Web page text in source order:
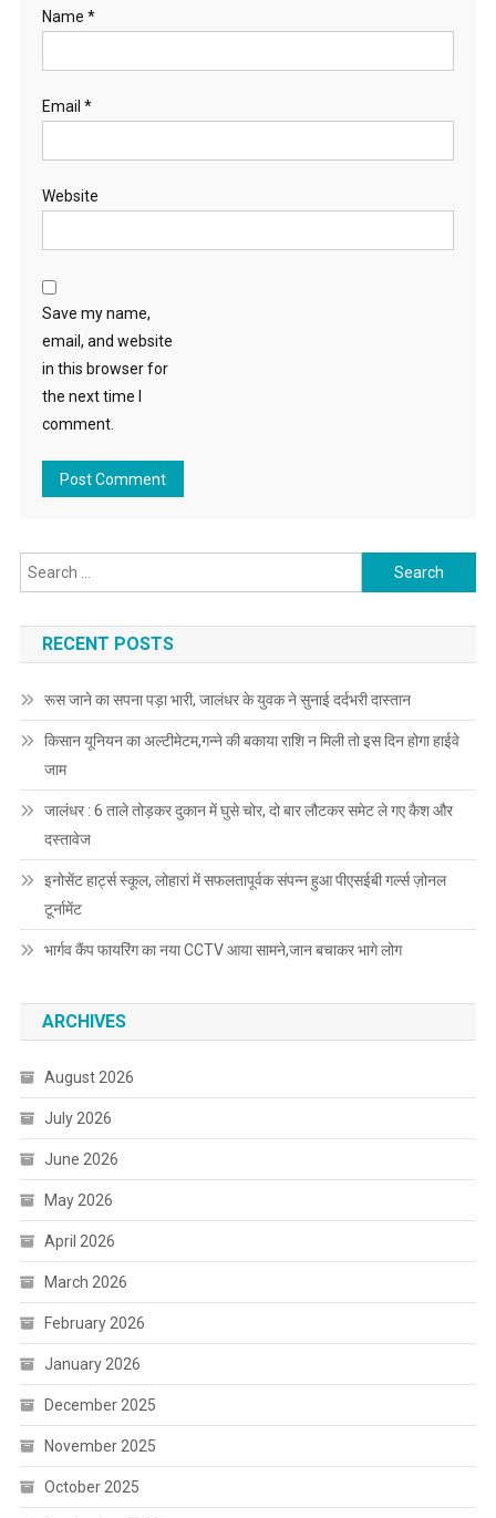
Name *
Email *
Website
Save my name,
email, and website
in this browser for
the next time I
comment.
Search for:
RECENT POSTS
रूस जाने का सपना पड़ा भारी, जालंधर के युवक ने सुनाई दर्दभरी दास्तान
किसान यूनियन का अल्टीमेटम,गन्ने की बकाया राशि न मिली तो इस दिन होगा हाईवे
जाम
जालंधर : 6 ताले तोड़कर दुकान में घुसे चोर, दो बार लौटकर समेट ले गए कैश और
दस्तावेज
इनोसेंट हार्ट्स स्कूल, लोहारां में सफलतापूर्वक संपन्न हुआ पीएसईबी गर्ल्स ज़ोनल
टूर्नामेंट
भार्गव कैंप फायरिंग का नया CCTV आया सामने,जान बचाकर भागे लोग
ARCHIVES
August 2026
July 2026
June 2026
May 2026
April 2026
March 2026
February 2026
January 2026
December 2025
November 2025
October 2025